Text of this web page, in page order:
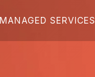
MANAGED SERVICES